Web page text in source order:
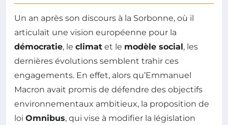
Un an après son discours à la Sorbonne, où il
articulait une vision européenne pour la
démocratie, le climat et le modèle social, les
dernières évolutions semblent trahir ces
engagements. En effet, alors qu’Emmanuel
Macron avait promis de défendre des objectifs
environnementaux ambitieux, la proposition de
loi Omnibus, qui vise à modifier la législation